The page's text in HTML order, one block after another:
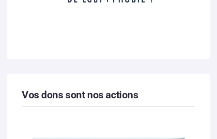
Vos dons sont nos actions